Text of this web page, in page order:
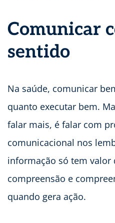
Comunicar
sentido
Na saúde, comunicar
quanto executar bem.
falar mais, é falar com
comunicacional nos
informação só tem valor
compreensão e
quando gera ação.